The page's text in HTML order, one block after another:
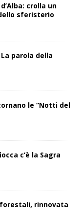
crolla un
sferisterio
parola della
le “Notti del
c’è la Sagra
rinnovata